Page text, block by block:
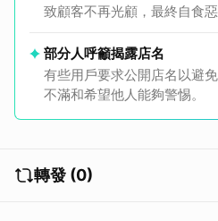
致顧客不再光顧，最終自食惡
部分人呼籲揭露店名
有些用戶要求公開店名以避
不滿和希望他人能夠警惕。
轉發 (0)